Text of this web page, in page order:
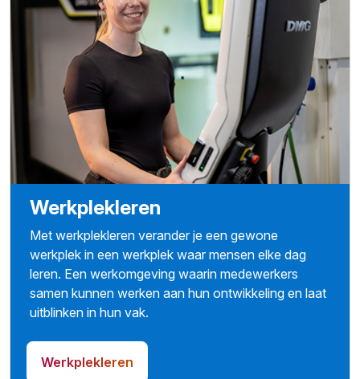
Werkplekleren
Met werkplekleren verander je een gewone
werkplek in een werkplek waar mensen elke dag
leren. Een werkomgeving waarin medewerkers
samen kunnen werken aan hun ontwikkeling en laat
uitblinken in hun vak.
Werkplekleren